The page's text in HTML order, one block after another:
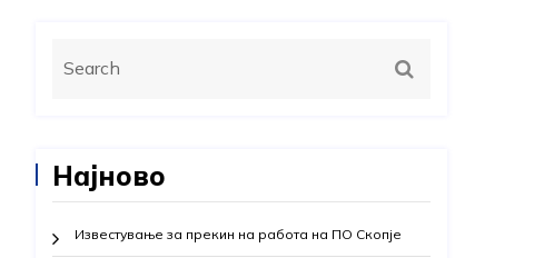
Најново
Известување за прекин на работа на ПО Скопје